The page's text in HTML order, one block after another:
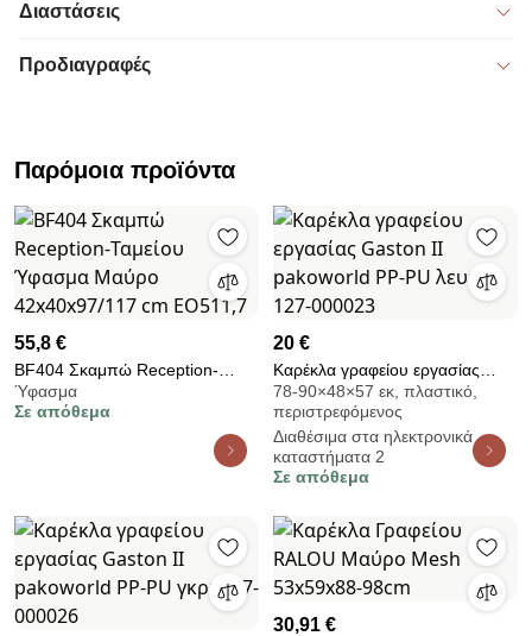
Διαστάσεις
Προδιαγραφές
Παρόμοια προϊόντα
55,8 €
BF404 Σκαμπώ Reception-
Ταμείου Ύφασμα Μαύρο
42x40x97/117 cm ΕΟ511,7
Ύφασμα
Σε απόθεμα
20 €
Καρέκλα γραφείου εργασίας
Gaston II pakoworld PP-PU
λευκό 127-000023
78-90×48×57 εκ, πλαστικό,
περιστρεφόμενος
Διαθέσιμα στα ηλεκτρονικά
καταστήματα 2
Σε απόθεμα
30,91 €